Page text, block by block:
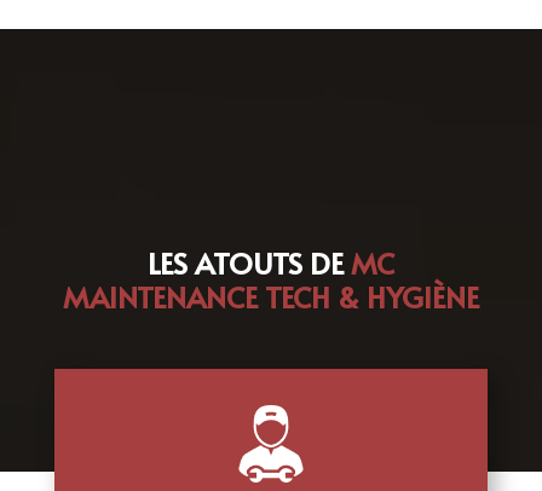
LES ATOUTS DEMC
MAINTENANCE TECH & HYGIÈNE